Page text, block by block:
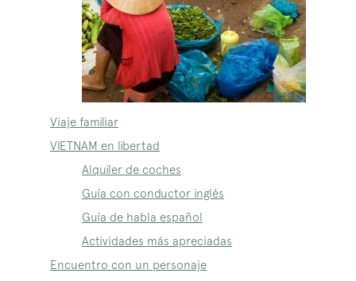
Viaje familiar
VIETNAM en libertad
Alquiler de coches
Guía con conductor inglés
Guía de habla español
Actividades más apreciadas
Encuentro con un personaje